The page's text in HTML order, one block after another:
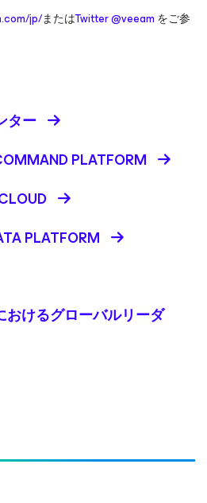
jp/またはTwitter @veeam をご参
ター
PLATFORM
PLATFORM
おけるグローバルリーダ